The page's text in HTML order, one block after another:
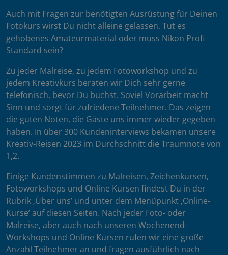
Auch mit Fragen zur benötigten Ausrüstung für Deinen
Fotokurs wirst Du nicht alleine gelassen. Tut es
gehobenes Amateurmaterial oder muss Nikon Profi
Standard sein?
Zu jeder Malreise, zu jedem Fotoworkshop und zu
jedem Kreativkurs beraten wir Dich sehr gerne
telefonisch, bevor Du buchst. Soviel Vorarbeit macht
Sinn und sorgt für zufriedene Teilnehmer. Das zeigen
die guten Noten, die Gäste uns immer wieder gegeben
haben. In über 300 Kundeninterviews bekamen unsere
Kreativ-Reisen 2023 im Durchschnitt die Traumnote von
1,2.
Einige Kundenstimmen zu Malreisen, Zeichenkursen,
Fotoworkshops und Online Kursen findest Du in der
Rubrik ‚Über uns’ und unter dem Menüpunkt ‚Online-
Kurse’ auf diesen Seiten. Nach jeder Foto- oder
Malreise, aber auch nach unseren Wochenend-
Workshops und Online Kursen rufen wir eine große
Anzahl Teilnehmer an und fragen ausführlich nach